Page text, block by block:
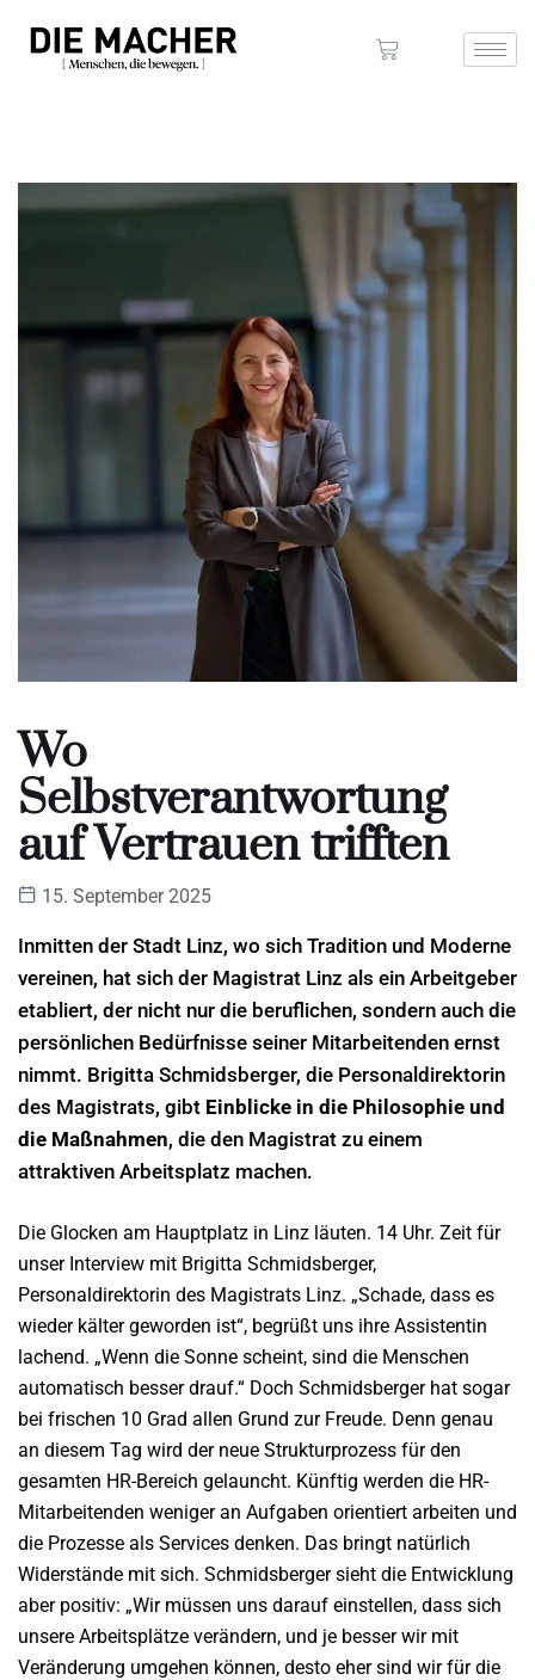
Wo
Selbstverantwortung
auf Vertrauen trifften
15. September 2025
Inmitten der Stadt Linz, wo sich Tradition und Moderne
vereinen, hat sich der Magistrat Linz als ein Arbeitgeber
etabliert, der nicht nur die beruflichen, sondern auch die
persönlichen Bedürfnisse seiner Mitarbeitenden ernst
nimmt. Brigitta Schmidsberger, die Personaldirektorin
des Magistrats, gibt Einblicke in die Philosophie und
die Maßnahmen, die den Magistrat zu einem
attraktiven Arbeitsplatz machen.
Die Glocken am Hauptplatz in Linz läuten. 14 Uhr. Zeit für
unser Interview mit Brigitta Schmidsberger,
Personaldirektorin des Magistrats Linz. „Schade, dass es
wieder kälter geworden ist“, begrüßt uns ihre Assistentin
lachend. „Wenn die Sonne scheint, sind die Menschen
automatisch besser drauf.“ Doch Schmidsberger hat sogar
bei frischen 10 Grad allen Grund zur Freude. Denn genau
an diesem Tag wird der neue Strukturprozess für den
gesamten HR-Bereich gelauncht. Künftig werden die HR-
Mitarbeitenden weniger an Aufgaben orientiert arbeiten und
die Prozesse als Services denken. Das bringt natürlich
Widerstände mit sich. Schmidsberger sieht die Entwicklung
aber positiv: „Wir müssen uns darauf einstellen, dass sich
unsere Arbeitsplätze verändern, und je besser wir mit
Veränderung umgehen können, desto eher sind wir für die